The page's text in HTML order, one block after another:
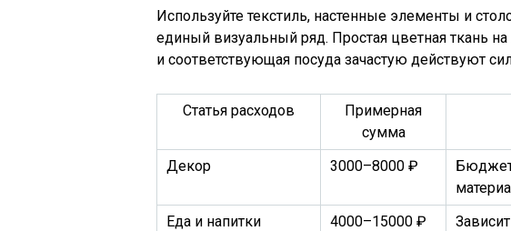
Используйте текстиль, настенные элементы и
единый визуальный ряд. Простая цветная ткань на
и соответствующая посуда зачастую действуют
Статья расходов
Примерная
сумма
Декор 3000–8000 ₽
Бюджет
Еда и напитки
4000–15000 ₽